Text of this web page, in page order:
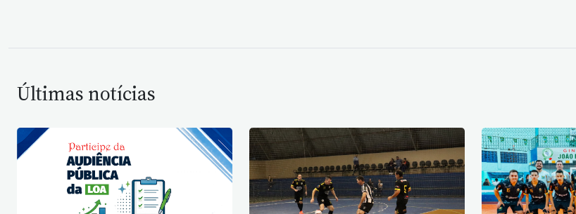
Últimas notícias